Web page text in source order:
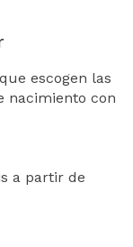
escogen las
nacimiento con
a partir de